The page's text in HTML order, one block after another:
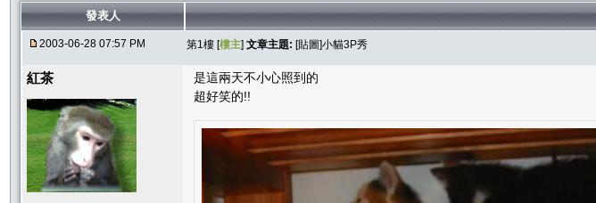
發表人
2003-06-28 07:57 PM 第1樓 [樓主] 文章主題: [貼圖]小貓3P秀
紅茶
是這兩天不小心照到的
超好笑的!!